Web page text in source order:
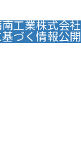
南工業株式会社
づく情報公開